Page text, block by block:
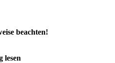
beachten!
lesen